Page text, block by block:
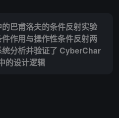
巴甫洛夫的条件反射实验
作用与操作性条件反射两
分析并验证了 CyberChar
的设计逻辑